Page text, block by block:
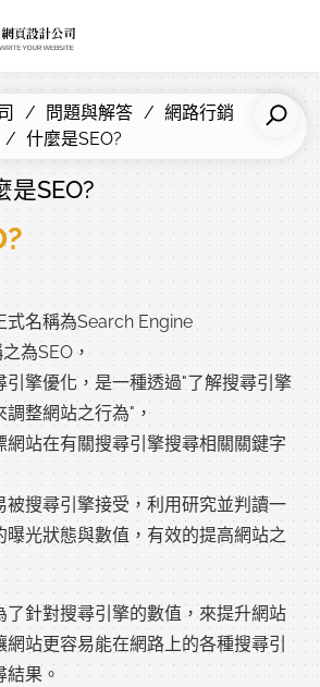
問題與解答
網路行銷
什麼是SEO?
是SEO?
式名稱為Search Engine
為SEO，
引擎優化，是一種透過"了解搜尋引擎
整網站之行為"，
網站在有關搜尋引擎搜尋相關關鍵字
被搜尋引擎接受，利用研究並判讀一
曝光狀態與數值，有效的提高網站之
了針對搜尋引擎的數值，來提升網站
站更容易能在網路上的各種搜尋引
果。